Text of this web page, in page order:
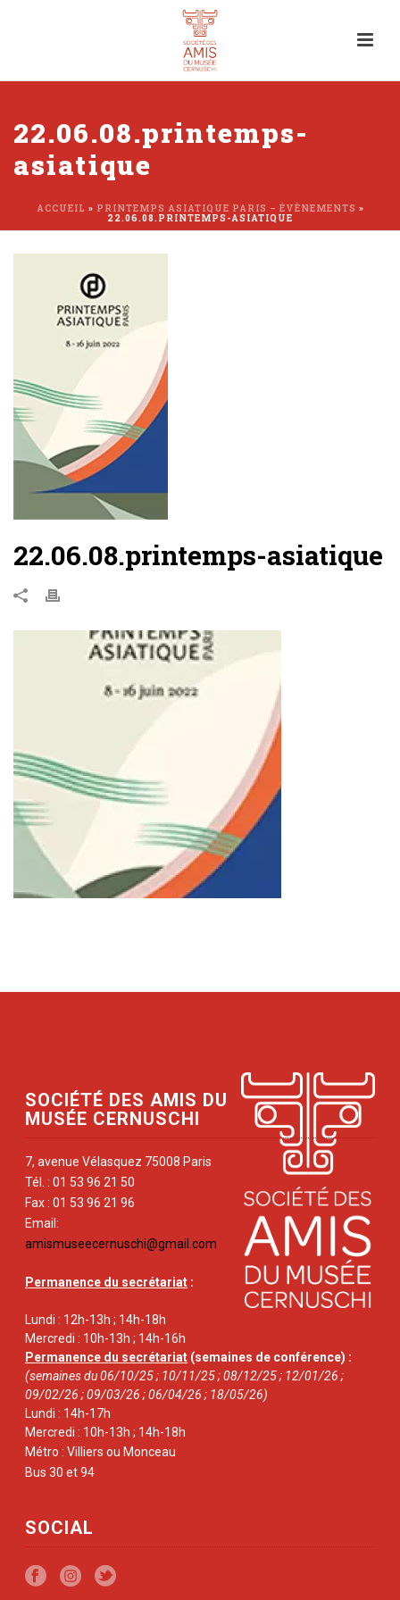
22.06.08.printemps-
asiatique
ACCUEIL » PRINTEMPS ASIATIQUE PARIS – ÉVÈNEMENTS »
22.06.08.PRINTEMPS-ASIATIQUE
22.06.08.printemps-asiatique
SOCIÉTÉ DES AMIS DU
MUSÉE CERNUSCHI
7, avenue Vélasquez 75008 Paris
Tél. : 01 53 96 21 50
Fax : 01 53 96 21 96
Email:
amismuseecernuschi@gmail.com
Permanence du secrétariat :
Lundi : 12h-13h ; 14h-18h
Mercredi : 10h-13h ; 14h-16h
Permanence du secrétariat (semaines de conférence) :
(semaines du 06/10/25 ; 10/11/25 ; 08/12/25 ; 12/01/26 ;
09/02/26 ; 09/03/26 ; 06/04/26 ; 18/05/26)
Lundi : 14h-17h
Mercredi : 10h-13h ; 14h-18h
Métro : Villiers ou Monceau
Bus 30 et 94
SOCIAL